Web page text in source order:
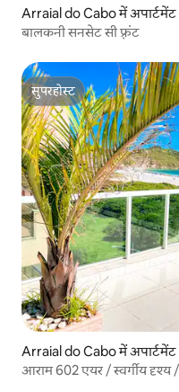
Arraial do Cabo में अपार्टमेंट
बालकनी सनसेट सी फ़्रंट
सुपरहोस्ट
सुपरहोस्ट
Arraial do Cabo में अपार्टमेंट
आराम 602 एयर / स्वर्गीय दृश्य